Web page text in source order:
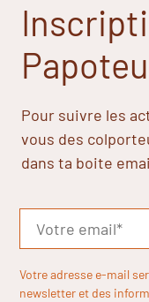
Pour suivre les
vous des
dans ta boite
Votre adresse e-mail
newsletter et des